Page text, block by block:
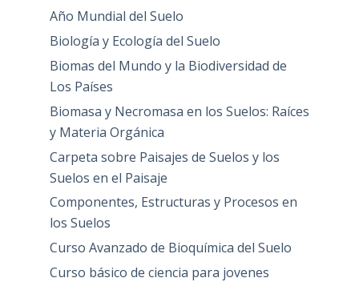
Año Mundial del Suelo
Biología y Ecología del Suelo
Biomas del Mundo y la Biodiversidad de
Los Países
Biomasa y Necromasa en los Suelos: Raíces
y Materia Orgánica
Carpeta sobre Paisajes de Suelos y los
Suelos en el Paisaje
Componentes, Estructuras y Procesos en
los Suelos
Curso Avanzado de Bioquímica del Suelo
Curso básico de ciencia para jovenes